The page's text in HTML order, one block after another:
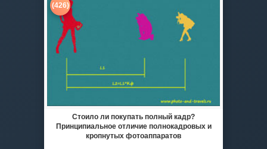
(426)
Стоило ли покупать полный кадр?
Принципиальное отличие полнокадровых и
кропнутых фотоаппаратов